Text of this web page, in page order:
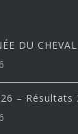
DU
– Résultats